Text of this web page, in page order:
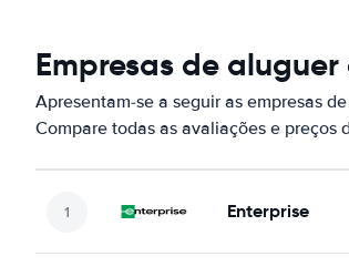
Empresas de
Apresentam-se a seguir as empresas
Compare todas as avaliações e preços
Enterprise